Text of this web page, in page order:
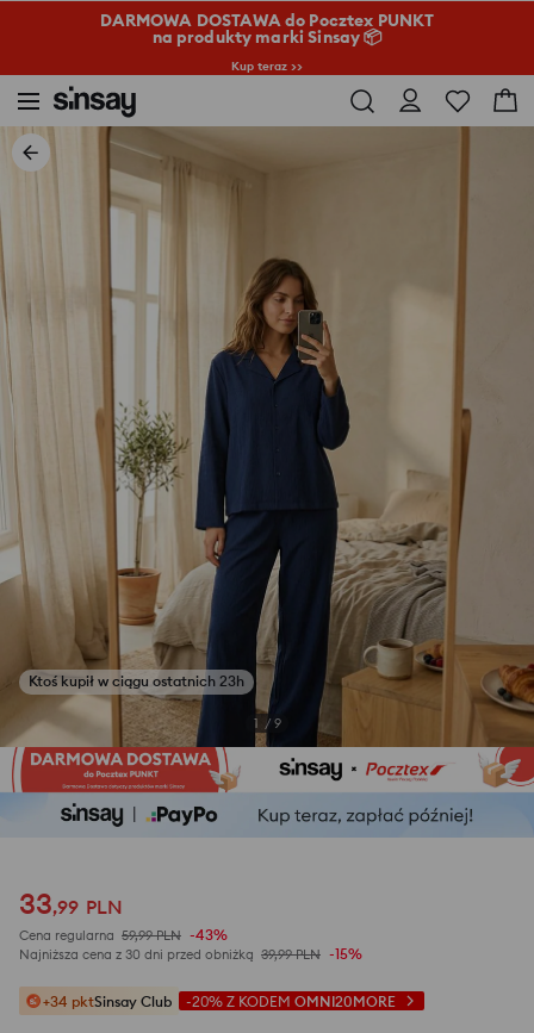
DARMOWA DOSTAWA do Pocztex PUNKT
na produkty marki Sinsay 📦
Kup teraz >>
Ktoś kupił w ciągu ostatnich 23h
1 / 9
33,99 PLN
Cena regularna 59,99 PLN -43%
Najniższa cena z 30 dni przed obniżką 39,99 PLN -15%
+34 pktSinsay Club -20% Z KODEM OMNI20MORE